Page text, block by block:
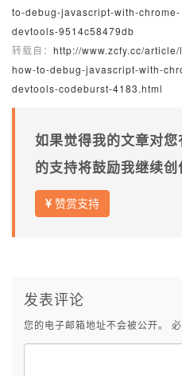
to-debug-javascript-with-chrome-
devtools-9514c58479db
转载自： http://www.zcfy.cc/
how-to-debug-javascript-with-
devtools-codeburst-4183.html
如果觉得我的文章对
的支持将鼓励我继续创
赞赏支持
发表评论
您的电子邮箱地址不会被公开。